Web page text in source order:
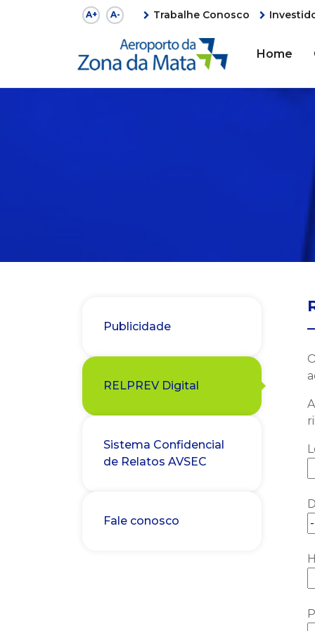
A+ A- Trabalhe Conosco
Home
Publicidade
RELPREV Digital
Sistema Confidencial
de Relatos AVSEC
Fale conosco